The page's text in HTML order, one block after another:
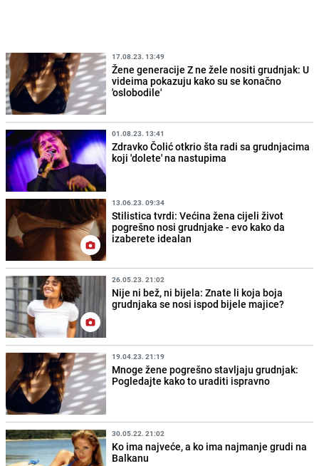
17.08.23. 13:49
Žene generacije Z ne žele nositi grudnjak: U
videima pokazuju kako su se konačno
'oslobodile'
01.08.23. 13:41
Zdravko Čolić otkrio šta radi sa grudnjacima
koji 'dolete' na nastupima
13.06.23. 09:34
Stilistica tvrdi: Većina žena cijeli život
pogrešno nosi grudnjake - evo kako da
izaberete idealan
26.05.23. 21:02
Nije ni bež, ni bijela: Znate li koja boja
grudnjaka se nosi ispod bijele majice?
19.04.23. 21:19
Mnoge žene pogrešno stavljaju grudnjak:
Pogledajte kako to uraditi ispravno
30.05.22. 21:02
Ko ima najveće, a ko ima najmanje grudi na
Balkanu